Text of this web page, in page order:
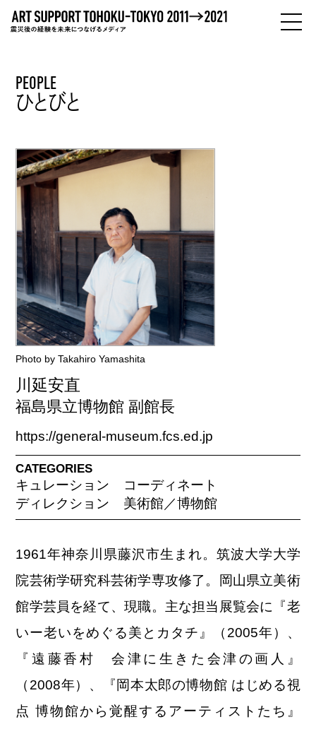
ひとびと
PEOPLE
ひとびと
Photo by Takahiro Yamashita
川延安直
福島県立博物館 副館長
https://general-museum.fcs.ed.jp
CATEGORIES
キュレーション
コーディネート
ディレクション
美術館／博物館
1961年神奈川県藤沢市生まれ。筑波大学大学
院芸術学研究科芸術学専攻修了。岡山県立美術
館学芸員を経て、現職。主な担当展覧会に『老
いー老いをめぐる美とカタチ』（2005年）、
『遠藤香村 会津に生きた会津の画人』
（2008年）、『岡本太郎の博物館 はじめる視
点 博物館から覚醒するアーティストたち』